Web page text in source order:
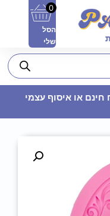
פיניאטה - אריה
0
הסל
שלי